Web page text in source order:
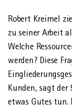
Robert Kreimel
zu seiner Arbeit
Welche
werden? Diese
Kunden, sagt der
etwas Gutes